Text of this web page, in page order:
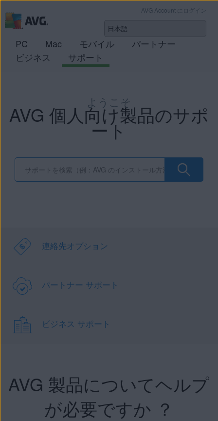
AVG Account にログイン
PC Mac モバイル
パートナー
ビジネス
サポート
ようこそ
AVG 個人向け製品のサポ
ート
連絡先オプション
パートナー サポート
ビジネス サポート
AVG 製品についてヘルプ
が必要ですか ？